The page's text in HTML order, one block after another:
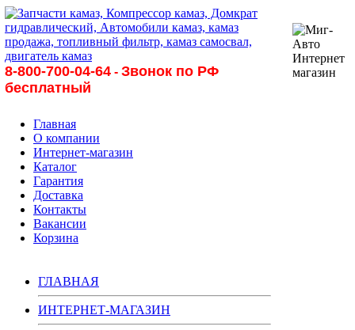
8-800-700-04-64 - Звонок по РФ
бесплатный
Главная
О компании
Интернет-магазин
Каталог
Гарантия
Доставка
Контакты
Вакансии
Корзина
ГЛАВНАЯ
ИНТЕРНЕТ-МАГАЗИН